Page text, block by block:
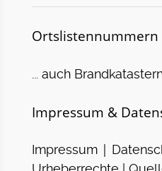
Ortslistennummern
... auch
Impressum &
Impressum|